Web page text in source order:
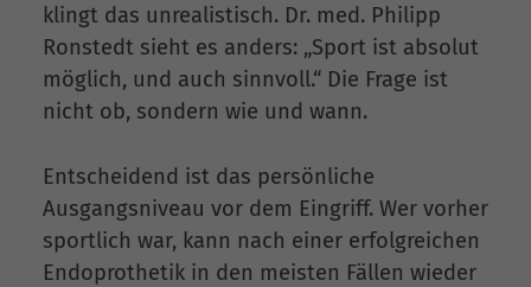
klingt das unrealistisch. Dr. med. Philipp
Ronstedt sieht es anders: „Sport ist absolut
möglich, und auch sinnvoll.“ Die Frage ist
nicht ob, sondern wie und wann.
Entscheidend ist das persönliche
Ausgangsniveau vor dem Eingriff. Wer vorher
sportlich war, kann nach einer erfolgreichen
Endoprothetik in den meisten Fällen wieder